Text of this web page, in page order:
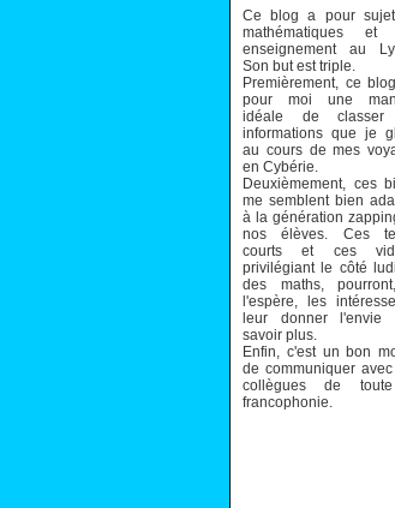
Ce blog a pour
mathématiques et
enseignement au
Son but est triple.
Premièrement, ce
pour moi une
idéale de classer
informations que je
au cours de mes
en Cybérie.
Deuxièmement, ces
me semblent bien
à la génération
nos élèves. Ces
courts et ces
privilégiant le côté
des maths,
l'espère, les
leur donner l'envie
savoir plus.
Enfin, c'est un bon
de communiquer
collègues de
francophonie.